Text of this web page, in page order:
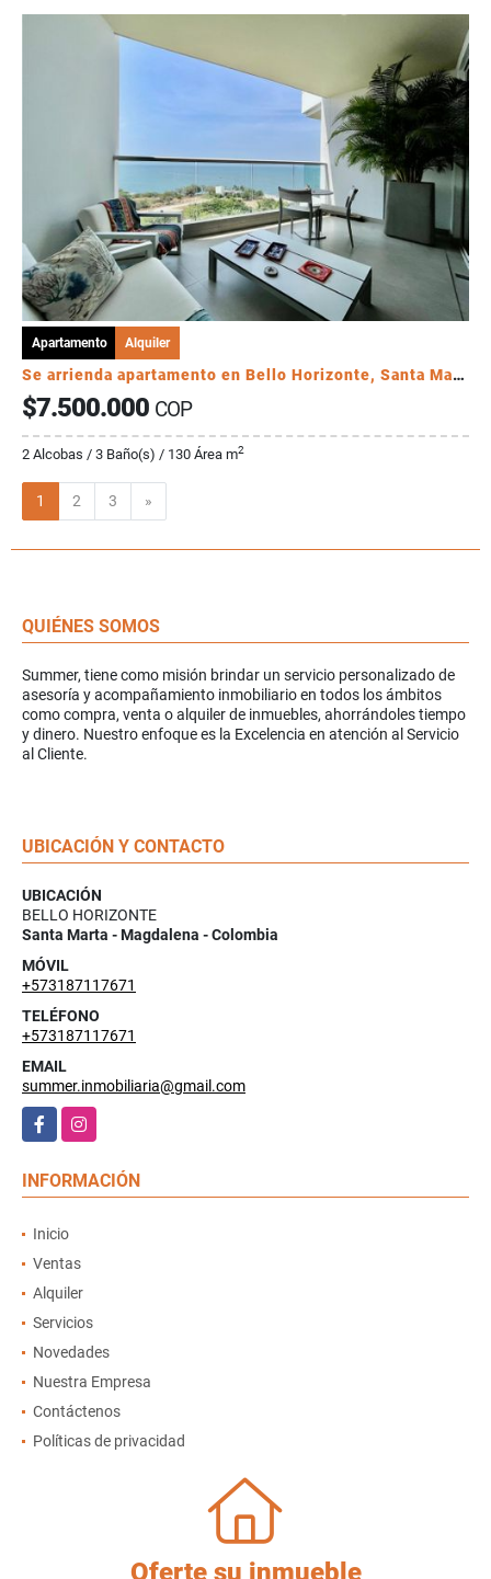
Apartamento Alquiler
Se arrienda apartamento en Bello Horizonte, Santa Marta. Colombia
$7.500.000 COP
2 Alcobas / 3 Baño(s) / 130 Área m2
1 2 3 »
QUIÉNES SOMOS
Summer, tiene como misión brindar un servicio personalizado de
asesoría y acompañamiento inmobiliario en todos los ámbitos
como compra, venta o alquiler de inmuebles, ahorrándoles tiempo
y dinero. Nuestro enfoque es la Excelencia en atención al Servicio
al Cliente.
UBICACIÓN Y CONTACTO
UBICACIÓN
BELLO HORIZONTE
Santa Marta - Magdalena - Colombia
MÓVIL
+573187117671
TELÉFONO
+573187117671
EMAIL
summer.inmobiliaria@gmail.com
FacebookInstagram
INFORMACIÓN
Inicio
Ventas
Alquiler
Servicios
Novedades
Nuestra Empresa
Contáctenos
Políticas de privacidad
Oferte su inmueble